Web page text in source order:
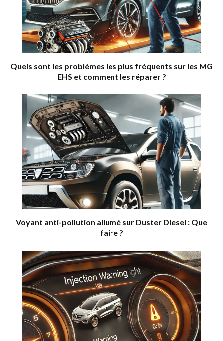
Quels sont les problèmes les plus fréquents sur les MG
EHS et comment les réparer ?
Voyant anti-pollution allumé sur Duster Diesel : Que
faire ?